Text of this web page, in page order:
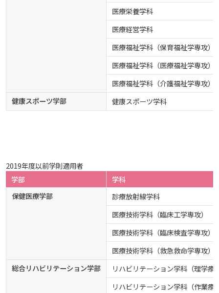
医療栄養学科
医療経営学科
医療福祉学科（保育福祉学専攻）
医療福祉学科（医療福祉学専攻）
医療福祉学科（介護福祉学専攻）
健康スポーツ学部
健康スポーツ学科
2019年度以前学則適用者
学部
学科
保健医療学部
診療放射線学科
医療技術学科（臨床工学専攻）
医療技術学科（臨床検査学専攻）
医療技術学科（救急救命学専攻）
総合リハビリテーション学部
リハビリテーション学科（理学療
リハビリテーション学科（作業療